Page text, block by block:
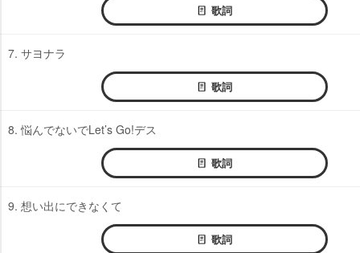
歌詞
7. サヨナラ
歌詞
8. 悩んでないでLet’s Go!デス
歌詞
9. 想い出にできなくて
歌詞